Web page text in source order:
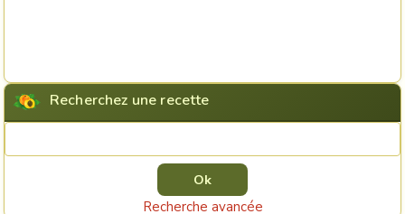
Recherchez une recette
Recherche avancée